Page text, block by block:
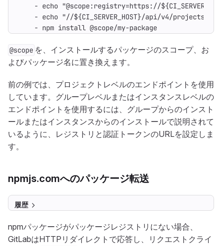
- echo "@scope:registry=https://
- echo "//${CI_SERVER_HOST}/api/v4/projects/
- npm install @scope/my-package
@scope を、インストールするパッケージのスコープ、お
よびパッケージ名に置き換えます。
前の例では、プロジェクトレベルのエンドポイントを使用
しています。グループレベルまたはインスタンスレベルの
エンドポイントを使用するには、グループからのインスト
ールまたはインスタンスからのインストールで説明されて
いるように、レジストリと認証トークンのURLを設定しま
す。
npmjs.comへのパッケージ転送
履歴
npmパッケージがパッケージレジストリにない場合、
GitLabはHTTPリダイレクトで応答し、リクエストクライ